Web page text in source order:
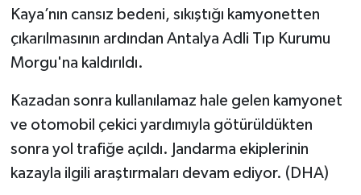
Kaya’nın cansız bedeni, sıkıştığı kamyonetten
çıkarılmasının ardından Antalya Adli Tıp Kurumu
Morgu'na kaldırıldı.
Kazadan sonra kullanılamaz hale gelen kamyonet
ve otomobil çekici yardımıyla götürüldükten
sonra yol trafiğe açıldı. Jandarma ekiplerinin
kazayla ilgili araştırmaları devam ediyor. (DHA)